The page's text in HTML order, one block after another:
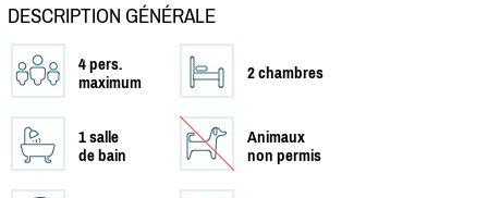
DESCRIPTION GÉNÉRALE
4 pers.
maximum
2 chambres
1 salle
de bain
Animaux
non permis